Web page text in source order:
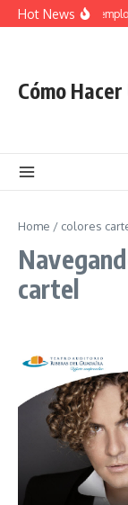
Saltar al contenido
Hot News 34
Cómo
Home / colores
cartel